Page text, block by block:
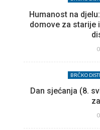
Humanost na
domove za starije
BRČKO
Dan sjećanja (8.